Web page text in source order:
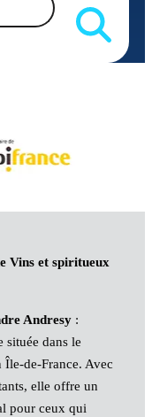
Vins et spiritueux
Andresy:
située dans le
Île-de-France. Avec
elle offre un
pour ceux qui